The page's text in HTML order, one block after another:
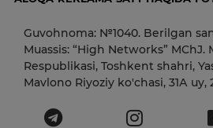
Guvohnoma: №1040. Berilgan
Muassis: “High Networks” MChJ.
Respublikasi, Toshkent shahri,
Mavlono Riyoziy ko'chasi, 31А uy,